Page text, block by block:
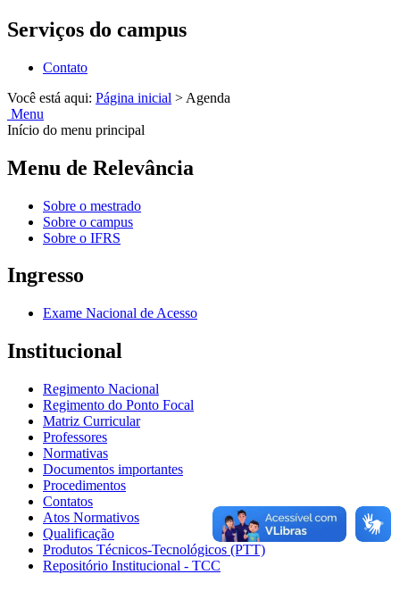
Serviços do campus
Contato
Você está aqui: Página inicial > Agenda
Menu
Início do menu principal
Menu de Relevância
Sobre o mestrado
Sobre o campus
Sobre o IFRS
Ingresso
Exame Nacional de Acesso
Institucional
Regimento Nacional
Regimento do Ponto Focal
Matriz Curricular
Professores
Normativas
Documentos importantes
Procedimentos
Contatos
Atos Normativos
Qualificação
Produtos Técnicos-Tecnológicos (PTT)
Repositório Institucional - TCC